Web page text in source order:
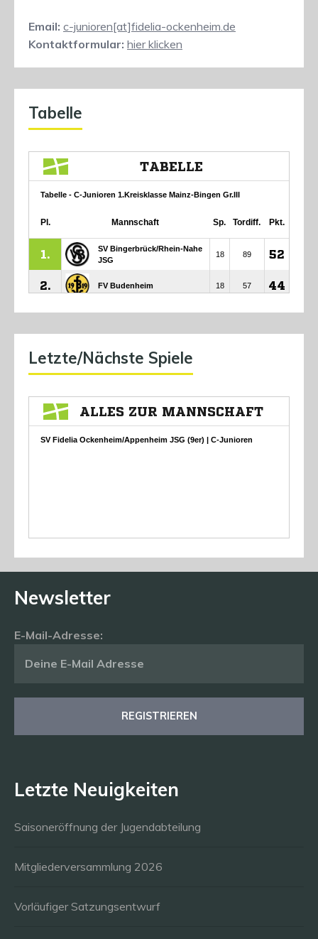
Email: c-junioren[at]fidelia-ockenheim.de
Kontaktformular: hier klicken
Tabelle
Letzte/Nächste Spiele
Newsletter
E-Mail-Adresse:
Letzte Neuigkeiten
Saisoneröffnung der Jugendabteilung
Mitgliederversammlung 2026
Vorläufiger Satzungsentwurf